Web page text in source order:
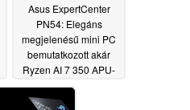
Asus ExpertCenter
PN54: Elegáns
megjelenésű mini PC
bemutatkozott akár
Ryzen AI 7 350 APU-
val és 64 GB
memóriával